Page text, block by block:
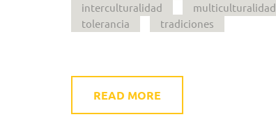
interculturalidad
multiculturalidad
tolerancia
tradiciones
READ MORE